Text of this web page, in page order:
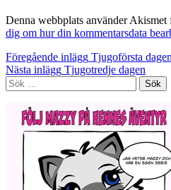
Denna webbplats använder Akismet
dig om hur din kommentarsdata
Inläggsnavigering
Föregående inlägg Tjugoförsta dagen
Nästa inlägg Tjugotredje dagen
Sök
efter: